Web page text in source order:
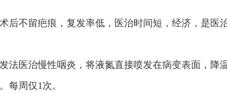
不留疤痕，复发率低，医治时间短，经济，是医
医治慢性咽炎，将液氮直接喷发在病变表面，降
每周仅1次。